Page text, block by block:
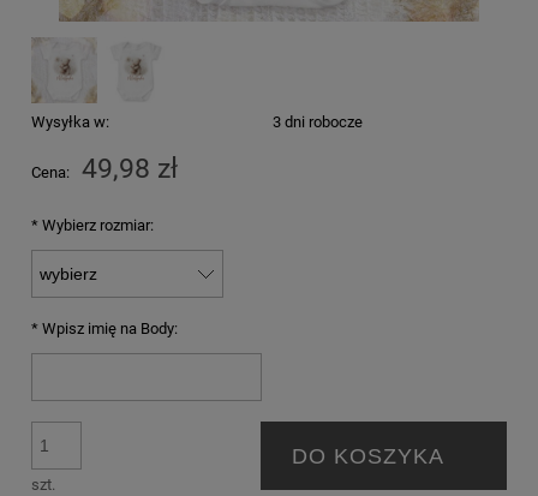
Wysyłka w: 3 dni robocze
Cena: 49,98 zł
* Wybierz rozmiar:
* Wpisz imię na Body:
szt.
DO KOSZYKA